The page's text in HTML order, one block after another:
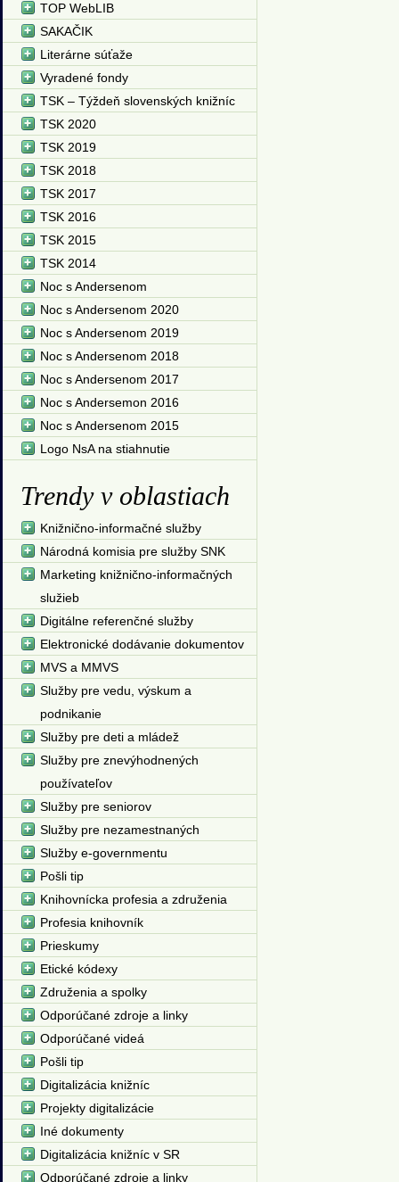
TOP WebLIB
SAKAČIK
Literárne súťaže
Vyradené fondy
TSK – Týždeň slovenských knižníc
TSK 2020
TSK 2019
TSK 2018
TSK 2017
TSK 2016
TSK 2015
TSK 2014
Noc s Andersenom
Noc s Andersenom 2020
Noc s Andersenom 2019
Noc s Andersenom 2018
Noc s Andersenom 2017
Noc s Andersemon 2016
Noc s Andersenom 2015
Logo NsA na stiahnutie
Trendy v oblastiach
Knižnično-informačné služby
Národná komisia pre služby SNK
Marketing knižnično-informačných
služieb
Digitálne referenčné služby
Elektronické dodávanie dokumentov
MVS a MMVS
Služby pre vedu, výskum a
podnikanie
Služby pre deti a mládež
Služby pre znevýhodnených
používateľov
Služby pre seniorov
Služby pre nezamestnaných
Služby e-governmentu
Pošli tip
Knihovnícka profesia a združenia
Profesia knihovník
Prieskumy
Etické kódexy
Združenia a spolky
Odporúčané zdroje a linky
Odporúčané videá
Pošli tip
Digitalizácia knižníc
Projekty digitalizácie
Iné dokumenty
Digitalizácia knižníc v SR
Odporúčané zdroje a linky